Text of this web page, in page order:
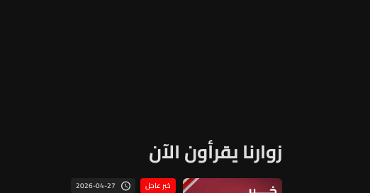
زوارنا يقرأون الآن
خبر عاجل 2026-04-27